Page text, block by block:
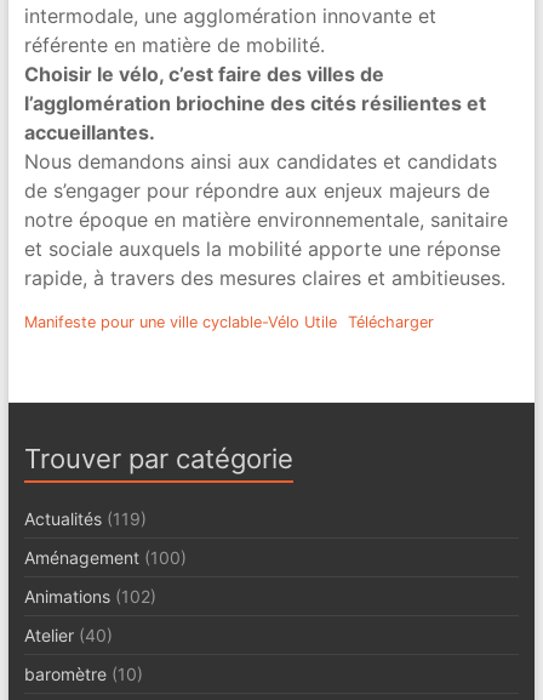
intermodale, une agglomération innovante et
référente en matière de mobilité.
Choisir le vélo, c’est faire des villes de
l’agglomération briochine des cités résilientes et
accueillantes.
Nous demandons ainsi aux candidates et candidats
de s’engager pour répondre aux enjeux majeurs de
notre époque en matière environnementale, sanitaire
et sociale auxquels la mobilité apporte une réponse
rapide, à travers des mesures claires et ambitieuses.
Manifeste pour une ville cyclable-Vélo Utile Télécharger
Trouver par catégorie
Actualités(119)
Aménagement(100)
Animations(102)
Atelier(40)
baromètre(10)